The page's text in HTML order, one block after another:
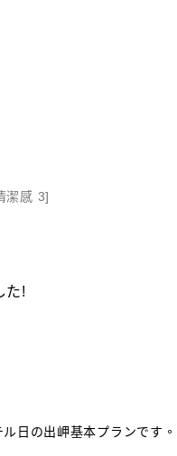
潔感 3]
た!
日の出岬基本プランです